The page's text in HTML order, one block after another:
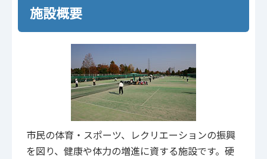
施設概要
市民の体育・スポーツ、レクリエーションの振興
を図り、健康や体力の増進に資する施設です。硬